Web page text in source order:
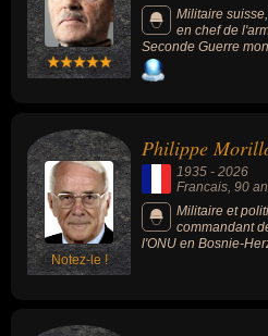
Militaire
en chef de
Seconde Guerre
Notez-le !
Philippe
1935 - 2026
Francais , 90
Militaire et
commandant
l'ONU en Bosnie-
1993, connu pour
durant la guerre de